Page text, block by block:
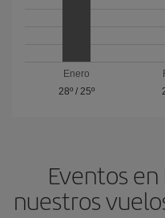
Enero
28º/ 25º
Eventos
nuestros